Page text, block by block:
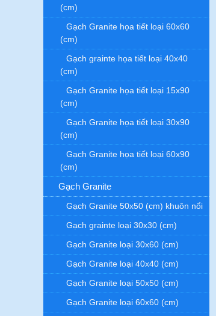
(cm)
Gạch Granite họa tiết loại 60x60
(cm)
Gạch grainte họa tiết loại 40x40
(cm)
Gạch Granite họa tiết loại 15x90
(cm)
Gạch Granite họa tiết loại 30x90
(cm)
Gạch Granite họa tiết loại 60x90
(cm)
Gạch Granite
Gạch Granite 50x50 (cm) khuôn nổi
Gạch grainte loại 30x30 (cm)
Gạch Granite loại 30x60 (cm)
Gạch Granite loại 40x40 (cm)
Gạch Granite loại 50x50 (cm)
Gạch Granite loại 60x60 (cm)